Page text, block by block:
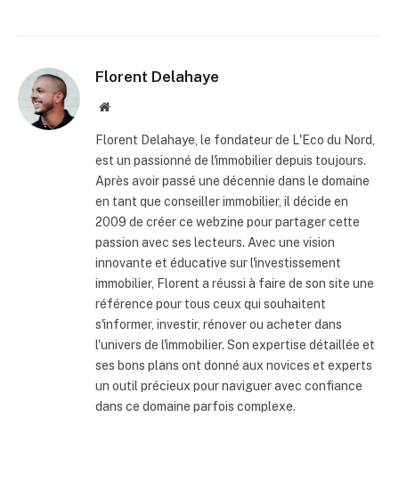
Florent Delahaye
Site
Florent Delahaye, le fondateur de L'Eco du Nord,
est un passionné de l'immobilier depuis toujours.
Après avoir passé une décennie dans le domaine
en tant que conseiller immobilier, il décide en
2009 de créer ce webzine pour partager cette
passion avec ses lecteurs. Avec une vision
innovante et éducative sur l'investissement
immobilier, Florent a réussi à faire de son site une
référence pour tous ceux qui souhaitent
s'informer, investir, rénover ou acheter dans
l'univers de l'immobilier. Son expertise détaillée et
ses bons plans ont donné aux novices et experts
un outil précieux pour naviguer avec confiance
dans ce domaine parfois complexe.